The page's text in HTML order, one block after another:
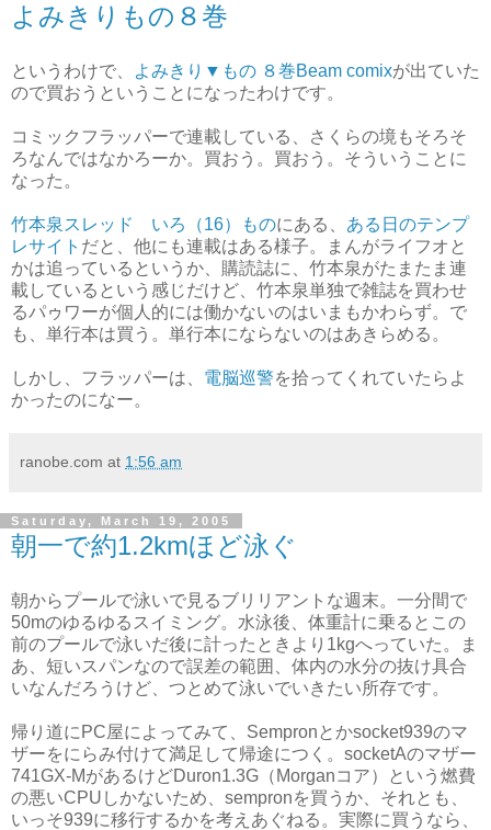
よみきりもの８巻
というわけで、 よみきり▼もの ８巻Beam comixが出ていた
ので買おうということになったわけです。
コミックフラッパーで連載している、さくらの境もそろそ
ろなんではなかろーか。買おう。買おう。そういうことに
なった。
竹本泉スレッド いろ（16）ものにある、 ある日のテンプ
レサイト だと、他にも連載はある様子。まんがライフオと
かは追っているというか、購読誌に、竹本泉がたまたま連
載しているという感じだけど、竹本泉単独で雑誌を買わせ
るパゥワーが個人的には働かないのはいまもかわらず。で
も、単行本は買う。単行本にならないのはあきらめる。
しかし、フラッパーは、 電脳巡警を拾ってくれていたらよ
かったのになー。
ranobe.com at 1:56 am
Saturday, March 19, 2005
朝一で約1.2kmほど泳ぐ
朝からプールで泳いで見るブリリアントな週末。一分間で
50mのゆるゆるスイミング。水泳後、体重計に乗るとこの
前のプールで泳いだ後に計ったときより1kgへっていた。ま
あ、短いスパンなので誤差の範囲、体内の水分の抜け具合
いなんだろうけど、つとめて泳いでいきたい所存です。
帰り道にPC屋によってみて、Sempronとかsocket939のマ
ザーをにらみ付けて満足して帰途につく。socketAのマザー
741GX-MがあるけどDuron1.3G（Morganコア）という燃費
の悪いCPUしかないため、sempronを買うか、それとも、
いっそ939に移行するかを考えあぐねる。実際に買うなら、